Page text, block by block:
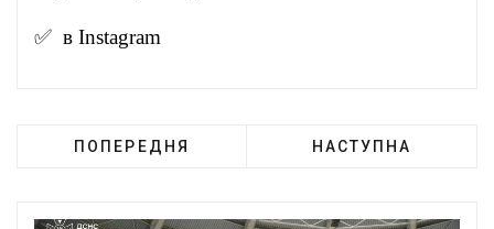
✅ в Instagram
ПОПЕРЕДНЯ НАСТУПНА